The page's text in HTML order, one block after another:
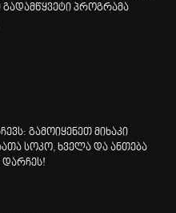
გადამწყვეტი პროგრამა
გამოიყენეთ მიხაკი
სოკო, ხველა და ანთება